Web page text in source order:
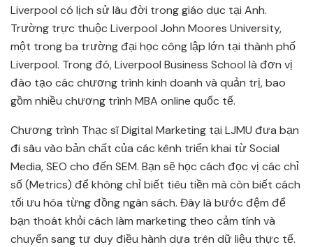
Liverpool có lịch sử lâu đời trong giáo dục tại Anh.
Trường trực thuộc Liverpool John Moores University,
một trong ba trường đại học công lập lớn tại thành phố
Liverpool. Trong đó, Liverpool Business School là đơn vị
đào tạo các chương trình kinh doanh và quản trị, bao
gồm nhiều chương trình MBA online quốc tế.
Chương trình Thạc sĩ Digital Marketing tại LJMU đưa bạn
đi sâu vào bản chất của các kênh triển khai từ Social
Media, SEO cho đến SEM. Bạn sẽ học cách đọc vị các chỉ
số (Metrics) để không chỉ biết tiêu tiền mà còn biết cách
tối ưu hóa từng đồng ngân sách. Đây là bước đệm để
bạn thoát khỏi cách làm marketing theo cảm tính và
chuyển sang tư duy điều hành dựa trên dữ liệu thực tế.